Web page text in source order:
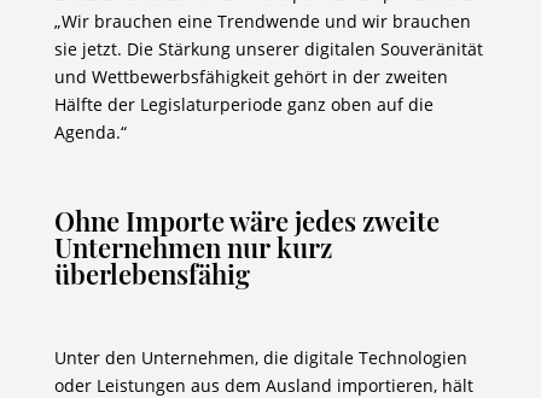
„Wir brauchen eine Trendwende und wir brauchen
sie jetzt. Die Stärkung unserer digitalen Souveränität
und Wettbewerbsfähigkeit gehört in der zweiten
Hälfte der Legislaturperiode ganz oben auf die
Agenda.“
Ohne Importe wäre jedes zweite
Unternehmen nur kurz
überlebensfähig
Unter den Unternehmen, die digitale Technologien
oder Leistungen aus dem Ausland importieren, hält